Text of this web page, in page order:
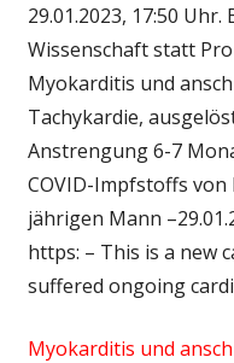
29.01.2023, 17:50
Wissenschaft statt
Myokarditis und
Tachykardie,
Anstrengung 6-7
COVID-Impfstoffs von
jährigen Mann
https: – This is a new
suffered ongoing
Myokarditis und